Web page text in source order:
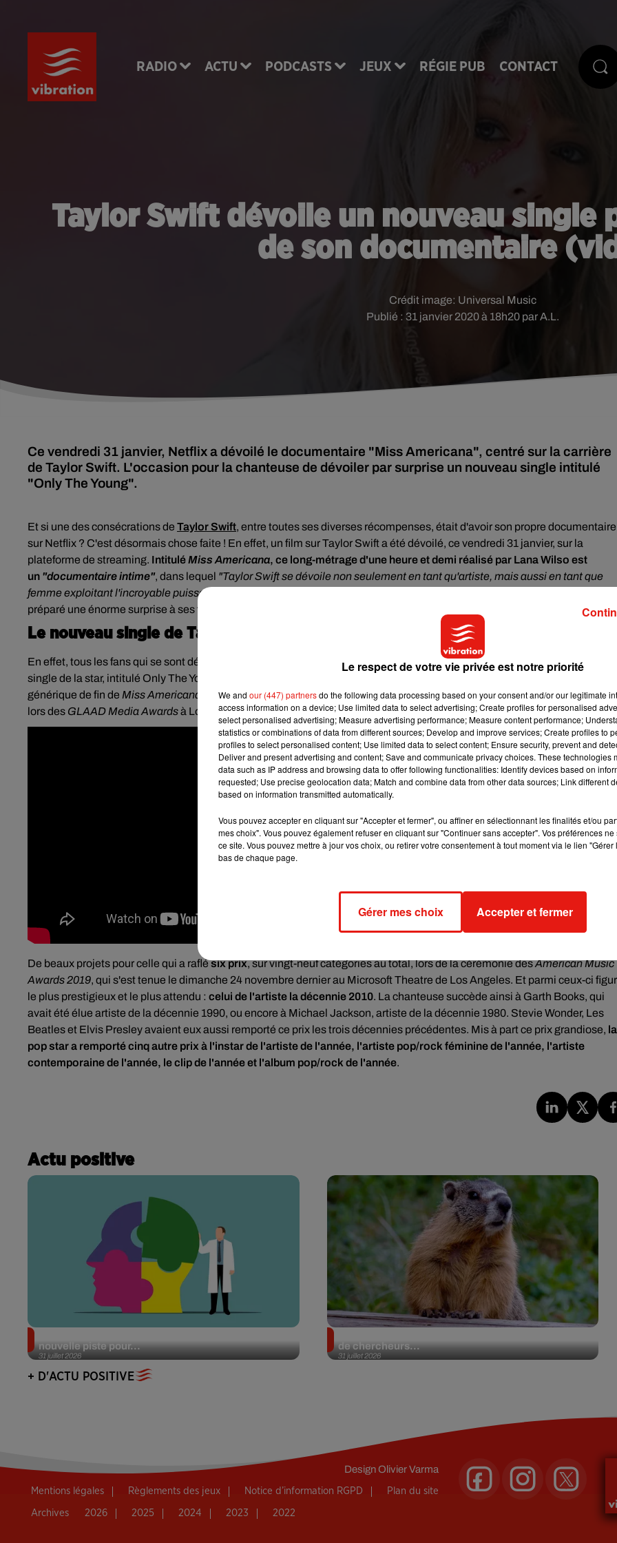
RADIO ACTU PODCASTS JEUX RÉGIE PUB CONTACT
Taylor Swift dévoile un nouveau single
de son documentaire
Publié : 31 janvier 2020 à 18h20 par A.L.
Crédit image: Universal Music
Ce vendredi 31 janvier, Netflix a dévoilé le documentaire "Miss Americana", centré sur la carrière
de Taylor Swift. L'occasion pour la chanteuse de dévoiler par surprise un nouveau single intitulé
"Only The Young".
Et si une des consécrations de Taylor Swift, entre toutes ses diverses récompenses, était d'avoir son propre documentaire
sur Netflix ? C'est désormais chose faite ! En effet, un film sur Taylor Swift a été dévoilé, ce vendredi 31 janvier, sur la
plateforme de streaming. IntituléMiss Americana, ce long-métrage d'une heure et demi réalisé par Lana Wilso est
un "documentaire intime", dans lequel "Taylor Swift se dévoile non seulement en tant qu'artiste, mais aussi en tant que
femme exploitant l'incroyable puissance de sa voix".
préparé une énorme surprise à ses fans...
Le nouveau single de Taylor Swift
En effet, tous les fans qui se sont déjà rués sur Netflix pour découvrir ce documentaire, ont déjà pu entendre le nouveau
single de la star, intitulé Only The Young, glissé par surprise dans le long-métrage. Ce morceau inédit se fait entendre lors
générique de fin de Miss Americana
. Pour rappel, Taylor Swift s'apprête à recevoir un Vanguard Award le 16 avril prochain
lors des GLAAD Media Awardsà Los Angeles. Elle sera aussi à l'affiche du festival de Glastonbury en juin prochain.
De beaux projets pour celle qui a raflésix prix, sur vingt-neuf catégories au total, lors de la cérémonie desAmerican Music
Awards 2019, qui s'est tenue le dimanche 24 novembre dernier au Microsoft Theatre de Los Angeles. Et parmi ceux-ci
le plus prestigieux et le plus attendu : celui de l'artiste la décennie 2010. La chanteuse succède ainsi à Garth Books, qui
avait été élue artiste de la décennie 1990, ou encore à Michael Jackson, artiste de la décennie 1980. Stevie Wonder, Les
Beatles et Elvis Presley avaient eux aussi remporté ce prix les trois décennies précédentes. Mis à part ce prix grandiose, la
pop star a remporté cinq autre prix à l'instar de l'artiste de l'année, l'artiste pop/rock féminine de l'année, l'artiste
contemporaine de l'année, le clip de l'année et l'album pop/rock de l'année.
Actu positive
31 juillet 2026
nouvelle piste pour...
31 juillet 2026
de chercheurs...
+ D'ACTU POSITIVE
DesignOlivier Varma
Mentions légales Règlements des jeux Notice d’information RGPD Plan du site
Archives 2026 2025 2024 2023 2022
Le respect de votre vie privée est notre priorité
We and our (447) partnersdo the following data processing based on your consent and/or our legitimate
access information on a device; Use limited data to select advertising; Create profiles for personalised
select personalised advertising; Measure advertising performance; Measure content performance;
statistics or combinations of data from different sources; Develop and improve services; Create profiles to
profiles to select personalised content; Use limited data to select content; Ensure security, prevent and
Deliver and present advertising and content; Save and communicate privacy choices. These technologies
data such as IP address and browsing data to offer following functionalities: Identify devices based on
requested; Use precise geolocation data; Match and combine data from other data sources; Link different
based on information transmitted automatically.
Vous pouvez accepter en cliquant sur "Accepter et fermer", ou affiner en sélectionnant les finalités et/ou
mes choix". Vous pouvez également refuser en cliquant sur "Continuer sans accepter". Vos préférences
ce site. Vous pouvez mettre à jour vos choix, ou retirer votre consentement à tout moment via le lien
bas de chaque page.
Gérer mes choix Accepter et fermer